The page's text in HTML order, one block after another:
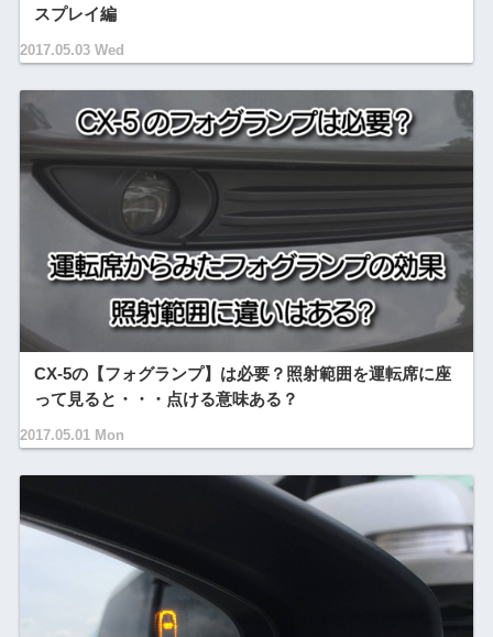
2017.05.03 Wed
スプレイ編
2017.05.01 Mon
CX-5の【フォグランプ】は必要？照射範囲を運転席に座
って見ると・・・点ける意味ある？